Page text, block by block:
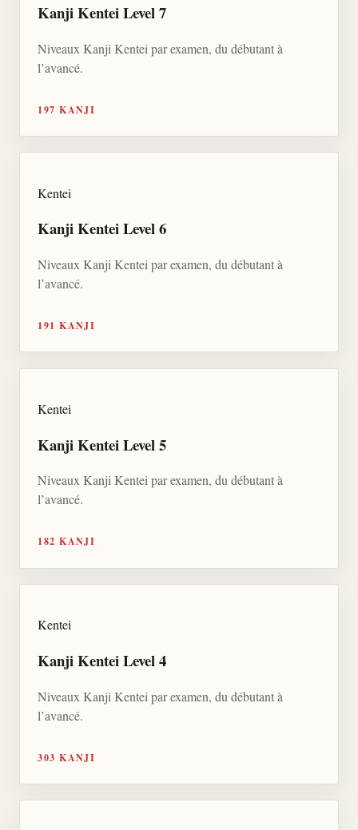
Kanji Kentei Level 7
Niveaux Kanji Kentei par examen, du débutant à
l’avancé.
197 KANJI
Kentei
Kanji Kentei Level 6
Niveaux Kanji Kentei par examen, du débutant à
l’avancé.
191 KANJI
Kentei
Kanji Kentei Level 5
Niveaux Kanji Kentei par examen, du débutant à
l’avancé.
182 KANJI
Kentei
Kanji Kentei Level 4
Niveaux Kanji Kentei par examen, du débutant à
l’avancé.
303 KANJI